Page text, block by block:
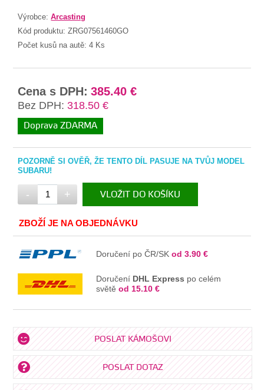
Výrobce:Arcasting
Kód produktu:ZRG07561460GO
Počet kusů na autě:4 Ks
Cena s DPH: 385.40 €
Bez DPH: 318.50 €
Doprava ZDARMA
POZORNĚ SI OVĚŘ, ŽE TENTO DÍL PASUJE NA TVŮJ MODEL
SUBARU!
- + VLOŽIT DO KOŠÍKU
V KOŠÍKU
ZBOŽÍ JE NA OBJEDNÁVKU
Doručení po ČR/SKod 3.90 €
Doručení DHL Express po celém
světěod 15.10 €
POSLAT KÁMOŠOVI
POSLAT DOTAZ